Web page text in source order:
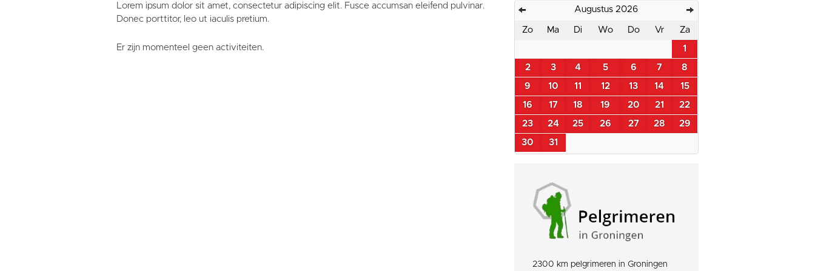
Lorem ipsum dolor sit amet, consectetur adipiscing elit. Fusce accumsan eleifend pulvinar.
Donec porttitor, leo ut iaculis pretium.
Er zijn momenteel geen activiteiten.
Augustus 2026
Zo Ma Di Wo Do Vr Za
1
2 3 4 5 6 7 8
9 10 11 12 13 14 15
16 17 18 19 20 21 22
23 24 25 26 27 28 29
30 31
2300 km pelgrimeren in Groningen